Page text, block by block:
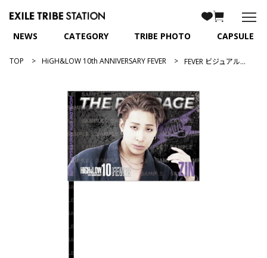
NEWS CATEGORY TRIBE PHOTO CAPSULE
TOP HiGH&LOW 10th ANNIVERSARY FEVER FEVER ビジュアルフラッグ/陣